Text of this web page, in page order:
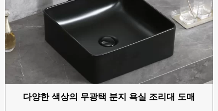
다양한 색상의 무광택 분지 욕실 조리대 도매